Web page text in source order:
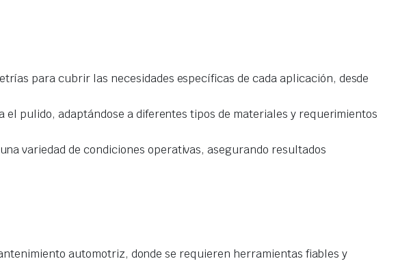
para cubrir las necesidades específicas de cada aplicación, desde
el pulido, adaptándose a diferentes tipos de materiales y requerimientos
variedad de condiciones operativas, asegurando resultados
automotriz, donde se requieren herramientas fiables y